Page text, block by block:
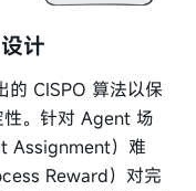
计
的 CISPO 算法以保
。针对 Agent 场
Assignment）难
Reward）对完